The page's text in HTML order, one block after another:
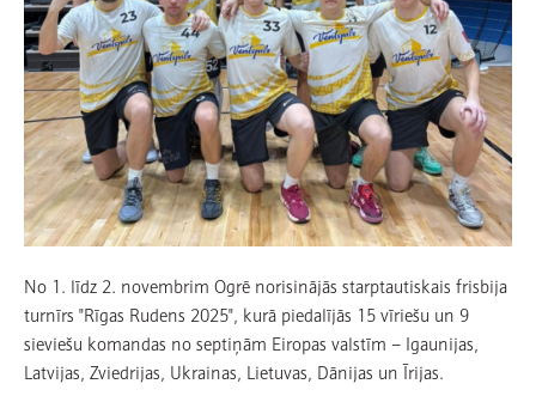
No 1. līdz 2. novembrim Ogrē norisinājās starptautiskais frisbija
turnīrs "Rīgas Rudens 2025", kurā piedalījās 15 vīriešu un 9
sieviešu komandas no septiņām Eiropas valstīm – Igaunijas,
Latvijas, Zviedrijas, Ukrainas, Lietuvas, Dānijas un Īrijas.